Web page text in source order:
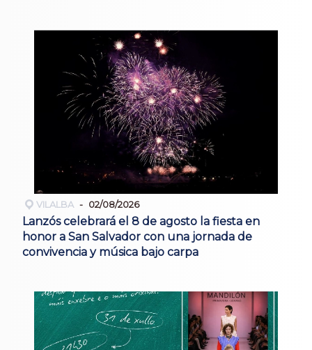
VILALBA 02/08/2026
Lanzós celebrará el 8 de agosto la fiesta en
honor a San Salvador con una jornada de
convivencia y música bajo carpa